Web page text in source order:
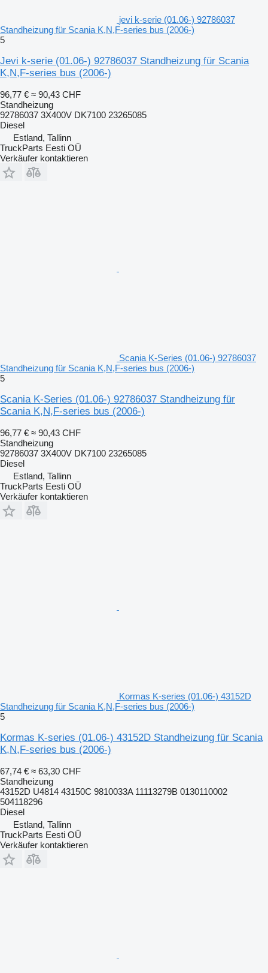
jevi k-serie (01.06-) 92786037
Standheizung für Scania K,N,F-series bus (2006-)
5
Jevi k-serie (01.06-) 92786037 Standheizung für Scania
K,N,F-series bus (2006-)
96,77 € ≈ 90,43 CHF
Standheizung
92786037 3X400V DK7100 23265085
Diesel
Estland, Tallinn
TruckParts Eesti OÜ
Verkäufer kontaktieren
Scania K-Series (01.06-) 92786037
Standheizung für Scania K,N,F-series bus (2006-)
5
Scania K-Series (01.06-) 92786037 Standheizung für
Scania K,N,F-series bus (2006-)
96,77 € ≈ 90,43 CHF
Standheizung
92786037 3X400V DK7100 23265085
Diesel
Estland, Tallinn
TruckParts Eesti OÜ
Verkäufer kontaktieren
Kormas K-series (01.06-) 43152D
Standheizung für Scania K,N,F-series bus (2006-)
5
Kormas K-series (01.06-) 43152D Standheizung für Scania
K,N,F-series bus (2006-)
67,74 € ≈ 63,30 CHF
Standheizung
43152D U4814 43150C 9810033A 11113279B 0130110002
504118296
Diesel
Estland, Tallinn
TruckParts Eesti OÜ
Verkäufer kontaktieren